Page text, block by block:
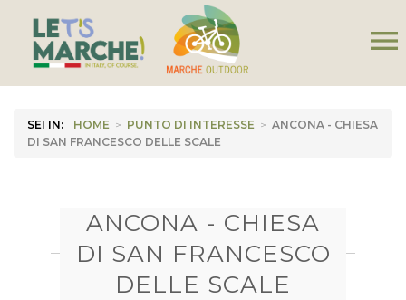
menu
SEI IN: HOME > PUNTO DI INTERESSE > ANCONA - CHIESA
DI SAN FRANCESCO DELLE SCALE
ANCONA - CHIESA
DI SAN FRANCESCO
DELLE SCALE